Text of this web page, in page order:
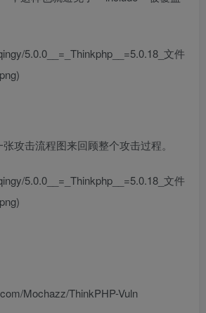
5.0.0__=_Thinkphp__=5.0.18_文件
攻击流程图来回顾整个攻击过程。
5.0.0__=_Thinkphp__=5.0.18_文件
Mochazz/ThinkPHP-Vuln